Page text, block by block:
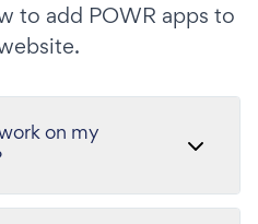
to add POWR apps to
on my